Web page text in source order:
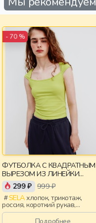
- 70 %
ФУТБОЛКА С КВАДРАТНЫМ
ВЫРЕЗОМ ИЗ ЛИНЕЙКИ
YOUNG
299 ₽ 999 ₽
SELAхлопок, трикотаж,
россия, короткий рукав,
короткие, прилегающие,
крылышки, вырез, девочки,
Подробнее